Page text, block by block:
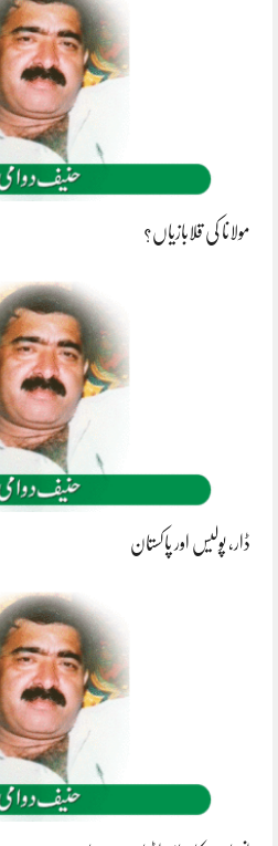
مولانا کی قلابازیاں؟
ڈار، پولیس اور پاکستان